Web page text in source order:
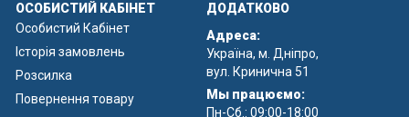
ОСОБИСТИЙ КАБІНЕТ
Особистий Кабінет
Історія замовлень
Розсилка
Повернення товару
ДОДАТКОВО
Адреса:
Україна, м. Дніпро,
вул. Кринична 51
Мы працюємо:
Пн-Сб.: 09:00-18:00